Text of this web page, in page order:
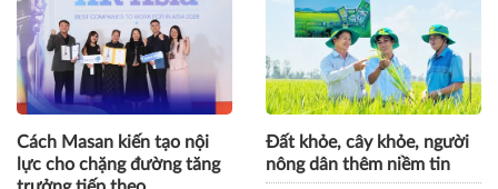
Gửi bình luận
CÙNG CHUYÊN MỤC